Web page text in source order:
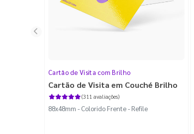
Cartão de Visita com Brilho
Cartão de Visita em Couché Brilho
(311 avaliações)
88x48mm - Colorido Frente - Refile